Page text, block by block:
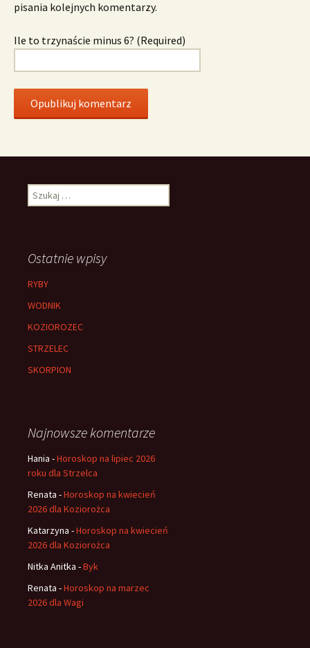
pisania kolejnych komentarzy.
Ile to trzynaście minus 6? (Required)
Szukaj:
Ostatnie wpisy
RYBY
WODNIK
KOZIOROZEC
STRZELEC
SKORPION
Najnowsze komentarze
Hania -Horoskop na lipiec 2026
roku dla Strzelca
Renata -Horoskop na kwiecień
2026 dla Koziorożca
Katarzyna -Horoskop na kwiecień
2026 dla Koziorożca
Nitka Anitka -Byk
Renata -Horoskop na marzec
2026 dla Wagi